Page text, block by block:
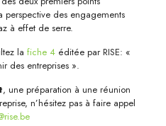
des engagements
à effet de serre.
la fiche 4 éditée par RISE: «
des entreprises ».
, une préparation à une réunion
n’hésitez pas à faire appel